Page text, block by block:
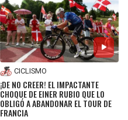
CICLISMO
¡DE NO CREER! EL IMPACTANTE
CHOQUE DE EINER RUBIO QUE LO
OBLIGÓ A ABANDONAR EL TOUR DE
FRANCIA